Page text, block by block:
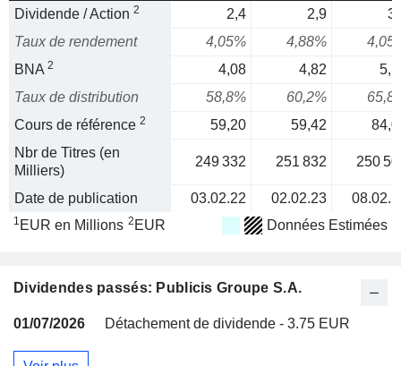
Dividende / Action 2 2,4 2,9
Taux de rendement
4,05% 4,88%
BNA 2 4,08 4,82
Taux de distribution
58,8% 60,2%
Cours de référence 2 59,20 59,42
Nbr de Titres (en
Milliers)
249 332 251 832 250
Date de publication 03.02.22 02.02.23
1 EUR en Millions 2 EUR Données Estimées
Dividendes passés: Publicis Groupe S.A.
01/07/2026 Détachement de dividende - 3.75 EUR